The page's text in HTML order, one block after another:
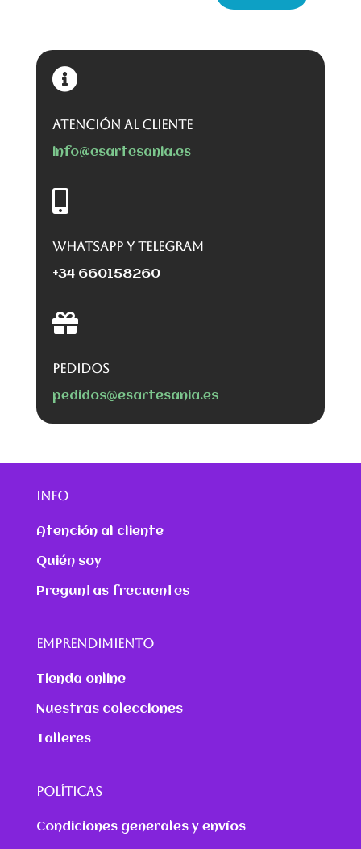

ATENCIÓN AL CLIENTE
info@esartesania.es

WHATSAPP Y TELEGRAM
+34 660158260

PEDIDOS
pedidos@esartesania.es
INFO
Atención al cliente
Quién soy
Preguntas frecuentes
EMPRENDIMIENTO
Tienda online
Nuestras colecciones
Talleres
POLÍTICAS
Condiciones generales y envíos